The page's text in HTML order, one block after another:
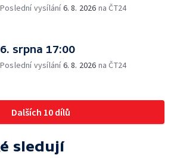
Poslední vysílání6. 8. 2026 na ČT24
6. srpna 17:00
Poslední vysílání6. 8. 2026 na ČT24
Dalších 10 dílů
sledují